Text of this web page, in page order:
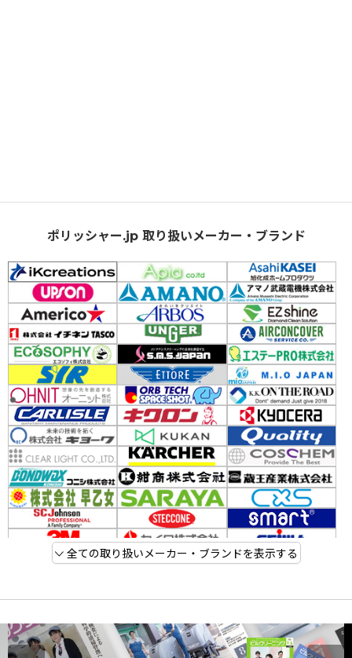
ポリッシャー.jp 取り扱いメーカー・ブランド
全ての取り扱いメーカー・ブランドを表示する